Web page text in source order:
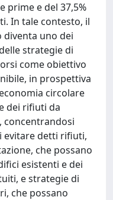
prime e del 37,5%
In tale contesto, il
uno dei
strategie di
come obiettivo
in prospettiva
circolare
dei rifiuti da
concentrandosi
evitare detti rifiuti,
che possano
esistenti e dei
e strategie di
che possano